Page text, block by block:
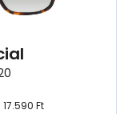
17.590 Ft